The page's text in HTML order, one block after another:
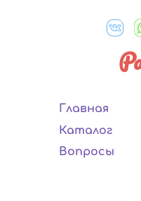
Главная
Каталог
Вопросы